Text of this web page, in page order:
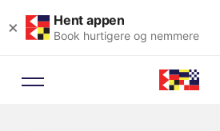
× Hent appen
Book hurtigere og nemmere